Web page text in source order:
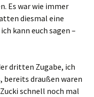
Es war wie immer
diesmal eine
kann euch sagen –
dritten Zugabe, ich
bereits draußen waren
schnell noch mal